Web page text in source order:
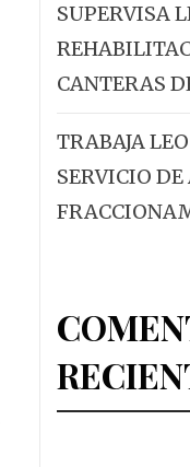
SUPERVISA
CANTERAS
TRABAJA
SERVICIO